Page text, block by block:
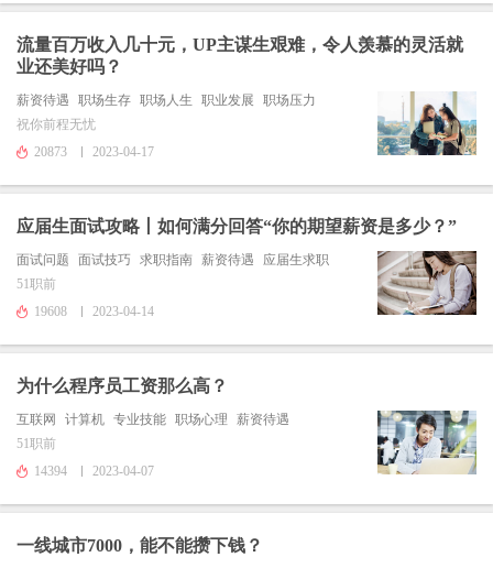
流量百万收入几十元，UP主谋生艰难，令人羡慕的灵活就
业还美好吗？
薪资待遇 职场生存 职场人生 职业发展
职场压力
祝你前程无忧
20873
2023-04-17
应届生面试攻略丨如何满分回答“你的期望薪资是多少？”
面试问题 面试技巧 求职指南 薪资待遇
应届生求职
51职前
19608
2023-04-14
为什么程序员工资那么高？
互联网 计算机 专业技能 职场心理
薪资待遇
51职前
14394
2023-04-07
一线城市7000，能不能攒下钱？